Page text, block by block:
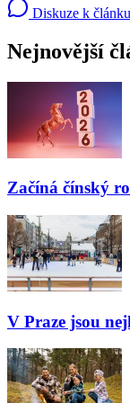
Diskuze k článku
Nejnovější
Začíná čínský
V Praze jsou